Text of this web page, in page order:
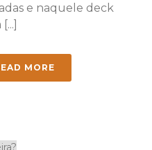
e naquele deck
MORE